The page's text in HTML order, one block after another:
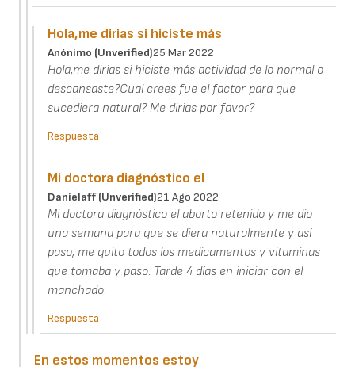
Hola,me dirias si hiciste más
Anónimo (unverified)25 Mar 2022
Hola,me dirias si hiciste más actividad de lo normal o
descansaste?Cual crees fue el factor para que
sucediera natural? Me dirias por favor?
Respuesta
Mi doctora diagnóstico el
Danielaff (unverified)21 Ago 2022
Mi doctora diagnóstico el aborto retenido y me dio
una semana para que se diera naturalmente y así
paso, me quito todos los medicamentos y vitaminas
que tomaba y paso. Tarde 4 días en iniciar con el
manchado.
Respuesta
En estos momentos estoy